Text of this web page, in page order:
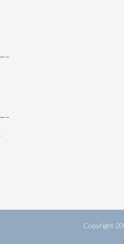
Copyright